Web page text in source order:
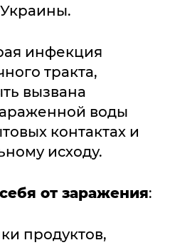
инфекция
тракта,
вызвана
воды
контактах и
исходу.
от заражения:
продуктов,